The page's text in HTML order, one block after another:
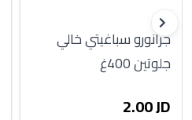
جرانورو سباغيتي خالي
جلوتين 400غ
2.00 JD